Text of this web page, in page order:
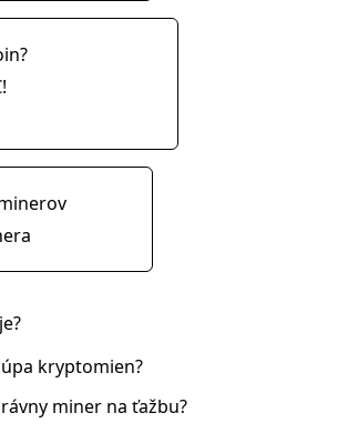
kryptomien?
miner na ťažbu?